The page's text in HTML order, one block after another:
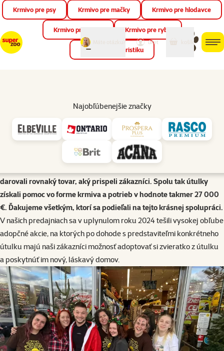
📱 Stiahnite si novú aplikáciu Super zoo.Viac informácií
môj
účet
Krmivo pre psy Krmivo pre mačky Krmivo pre hlodavce
Krmivo pre vtáky Krmivo pre ryby
Krmivo pre teraristiku
Najobľúbenejšie značky
Adopcie zvierat - obhliadnutie sa za rokom 2024
útulkových zvierat. V spolupráci s útulkami a dobrovoľníkmi sme
zorganizovali 29 adopčných akcií, ktoré trvali viac ako 138 hodín.
Vďaka tejto iniciatíve našlo nový domov až 77 opustených
darovali rovnaký tovar, aký prispeli zákazníci. Spolu tak útulky
získali pomoc vo forme krmiva a potrieb v hodnote takmer 27 000
€. Ďakujeme všetkým, ktorí sa podieľali na tejto krásnej spolupráci.
V našich predajniach sa v uplynulom roku 2024 tešili vysokej obľube
adopčné akcie, na ktorých po dohode s predstaviteľmi konkrétneho
útulku majú naši zákazníci možnosť adoptovať si zvieratko z útulku
a poskytnúť im nový, láskavý domov.